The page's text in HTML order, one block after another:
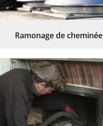
Ramonage de cheminée